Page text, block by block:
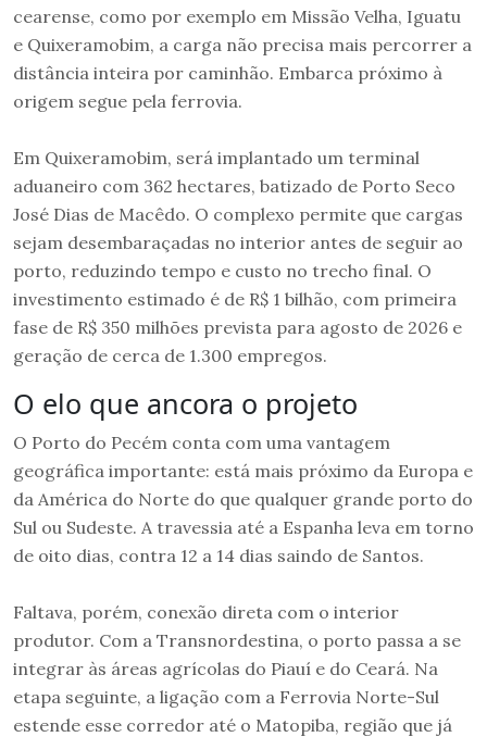
cearense, como por exemplo em Missão Velha, Iguatu
e Quixeramobim, a carga não precisa mais percorrer a
distância inteira por caminhão. Embarca próximo à
origem segue pela ferrovia.
Em Quixeramobim, será implantado um terminal
aduaneiro com 362 hectares, batizado de Porto Seco
José Dias de Macêdo. O complexo permite que cargas
sejam desembaraçadas no interior antes de seguir ao
porto, reduzindo tempo e custo no trecho final. O
investimento estimado é de R$ 1 bilhão, com primeira
fase de R$ 350 milhões prevista para agosto de 2026 e
geração de cerca de 1.300 empregos.
O elo que ancora o projeto
O Porto do Pecém conta com uma vantagem
geográfica importante: está mais próximo da Europa e
da América do Norte do que qualquer grande porto do
Sul ou Sudeste. A travessia até a Espanha leva em torno
de oito dias, contra 12 a 14 dias saindo de Santos.
Faltava, porém, conexão direta com o interior
produtor. Com a Transnordestina, o porto passa a se
integrar às áreas agrícolas do Piauí e do Ceará. Na
etapa seguinte, a ligação com a Ferrovia Norte-Sul
estende esse corredor até o Matopiba, região que já